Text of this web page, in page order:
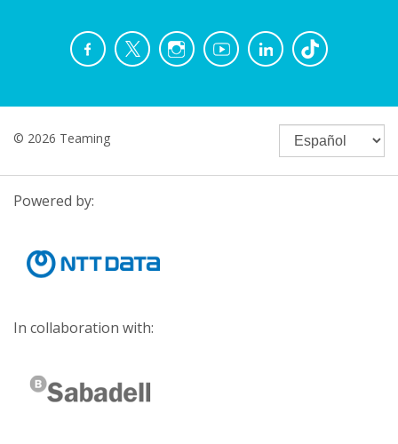
© 2026 Teaming
Powered by:
In collaboration with: